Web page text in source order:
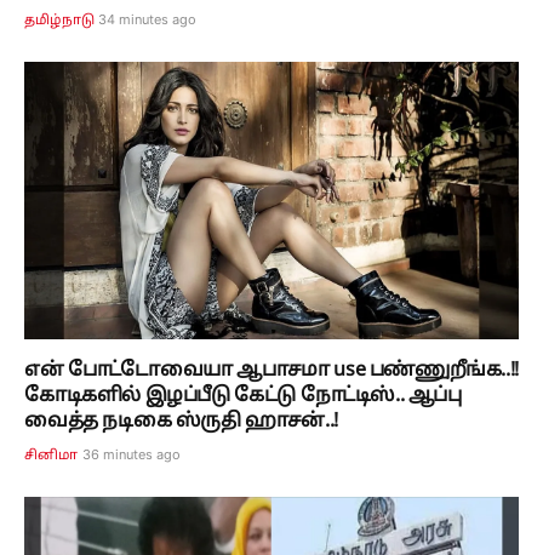
தமிழ்நாடு 34 minutes ago
என் போட்டோவையா ஆபாசமா use பண்ணுறீங்க..!!
கோடிகளில் இழப்பீடு கேட்டு நோட்டிஸ்.. ஆப்பு
வைத்த நடிகை ஸ்ருதி ஹாசன்..!
சினிமா 36 minutes ago